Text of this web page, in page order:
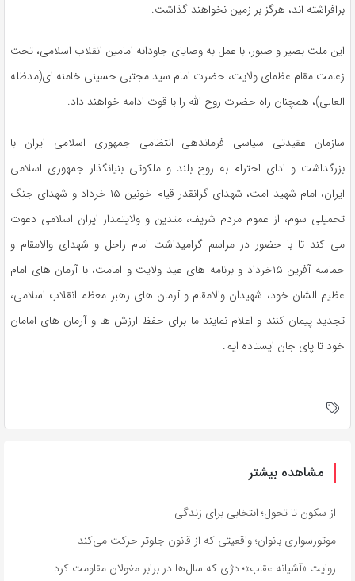
برافراشته اند، هرگز بر زمین نخواهند گذاشت.
این ملت بصیر و صبور، با عمل به وصایای جاودانه امامین انقلاب اسلامی، تحت
زعامت مقام عظمای ولایت، حضرت امام سید مجتبی حسینی خامنه ای(مدظله
العالی)، همچنان راه حضرت روح الله را با قوت ادامه خواهند داد.
سازمان عقیدتی سیاسی فرماندهی انتظامی جمهوری اسلامی ایران با
بزرگداشت و ادای احترام به روح بلند و ملکوتی بنیانگذار جمهوری اسلامی
ایران، امام شهید امت، شهدای گرانقدر قیام خونین ۱۵ خرداد و شهدای جنگ
تحمیلی سوم، از عموم مردم شریف، متدین و ولایتمدار ایران اسلامی دعوت
می کند تا با حضور در مراسم‌ گرامیداشت امام راحل و شهدای والامقام و
حماسه آفرین ۱۵خرداد و برنامه های عید ولایت و امامت، با آرمان های امام
عظیم الشان خود، شهیدان والامقام و آرمان های رهبر معظم انقلاب اسلامی،
تجدید پیمان کنند و اعلام نمایند ما برای حفظ ارزش ها و آرمان های امامان
خود تا پای جان ایستاده ایم.
مشاهده بیشتر
از سکون تا تحول؛ انتخابی برای زندگی
موتورسواری بانوان؛ واقعیتی که از قانون جلوتر حرکت می‌کند
روایت «آشیانه عقاب»؛ دژی که سال‌ها در برابر مغولان مقاومت کرد